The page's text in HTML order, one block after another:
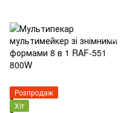
Розпродаж
Хіт